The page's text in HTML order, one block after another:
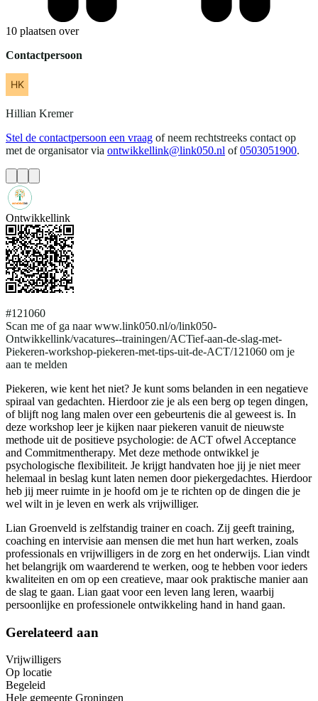
10 plaatsen over
Contactpersoon
Hillian Kremer
Stel de contactpersoon een vraag of neem rechtstreeks contact op
met de organisator via ontwikkellink@link050.nl of 0503051900.
Ontwikkellink
#121060
Scan me of ga naar www.link050.nl/o/link050-
Ontwikkellink/vacatures--trainingen/ACTief-aan-de-slag-met-
Piekeren-workshop-piekeren-met-tips-uit-de-ACT/121060 om je
aan te melden
Piekeren, wie kent het niet? Je kunt soms belanden in een negatieve
spiraal van gedachten. Hierdoor zie je als een berg op tegen dingen,
of blijft nog lang malen over een gebeurtenis die al geweest is. In
deze workshop leer je kijken naar piekeren vanuit de nieuwste
methode uit de positieve psychologie: de ACT ofwel Acceptance
and Commitmentherapy. Met deze methode ontwikkel je
psychologische flexibiliteit. Je krijgt handvaten hoe jij je niet meer
helemaal in beslag kunt laten nemen door piekergedachtes. Hierdoor
heb jij meer ruimte in je hoofd om je te richten op de dingen die je
wel wilt in je leven en werk als vrijwilliger.
Lian Groenveld is zelfstandig trainer en coach. Zij geeft training,
coaching en intervisie aan mensen die met hun hart werken, zoals
professionals en vrijwilligers in de zorg en het onderwijs. Lian vindt
het belangrijk om waarderend te werken, oog te hebben voor ieders
kwaliteiten en om op een creatieve, maar ook praktische manier aan
de slag te gaan. Lian gaat voor een leven lang leren, waarbij
persoonlijke en professionele ontwikkeling hand in hand gaan.
Gerelateerd aan
Vrijwilligers
Op locatie
Begeleid
Hele gemeente Groningen